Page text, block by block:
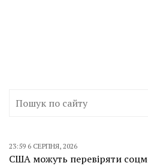
23:59 6 СЕРПНЯ, 2026
США можуть перевіряти